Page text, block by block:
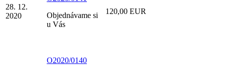
28. 12.
2020
Objednávame si
u Vás
120,00 EUR
O2020/0140